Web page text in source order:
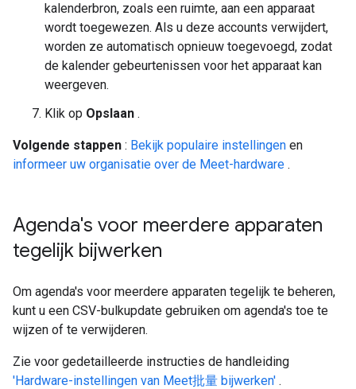
kalenderbron, zoals een ruimte, aan een apparaat
wordt toegewezen. Als u deze accounts verwijdert,
worden ze automatisch opnieuw toegevoegd, zodat
de kalender gebeurtenissen voor het apparaat kan
weergeven.
Klik op Opslaan .
Volgende stappen : Bekijk populaire instellingen en
informeer uw organisatie over de Meet-hardware .
Agenda's voor meerdere apparaten
tegelijk bijwerken
Om agenda's voor meerdere apparaten tegelijk te beheren,
kunt u een CSV-bulkupdate gebruiken om agenda's toe te
wijzen of te verwijderen.
Zie voor gedetailleerde instructies de handleiding
'Hardware-instellingen van Meet批量 bijwerken' .